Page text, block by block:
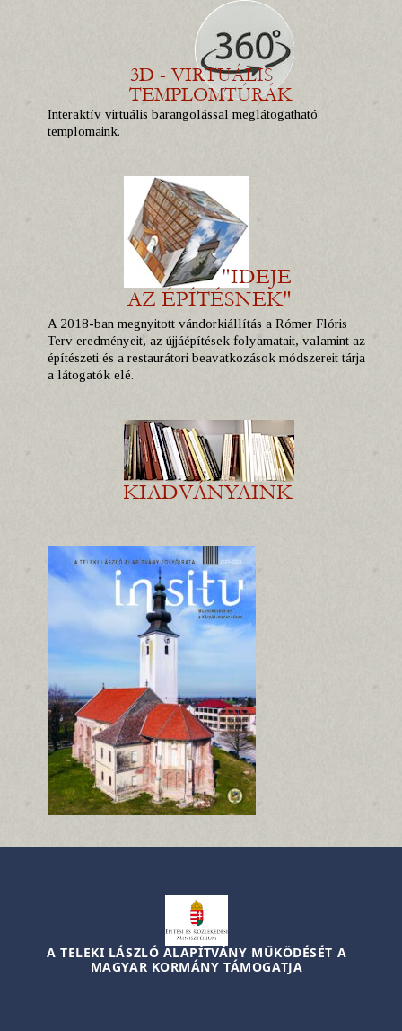
Interaktív virtuális barangolással meglátogatható
templomaink.
A 2018-ban megnyitott vándorkiállítás a Rómer Flóris
Terv eredményeit, az újjáépítések folyamatait, valamint az
építészeti és a restaurátori beavatkozások módszereit tárja
a látogatók elé.
A TELEKI LÁSZLÓ ALAPÍTVÁNY MŰKÖDÉSÉT A
MAGYAR KORMÁNY TÁMOGATJA